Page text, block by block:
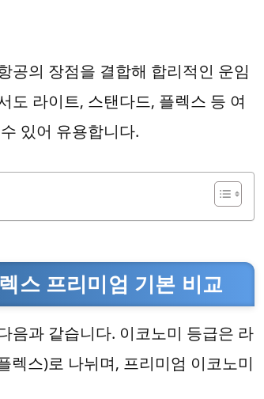
공의 장점을 결합해 합리적인 운임
도 라이트, 스탠다드, 플렉스 등 여
있어 유용합니다.
스 프리미엄 기본 비교
음과 같습니다. 이코노미 등급은 라
렉스)로 나뉘며, 프리미엄 이코노미